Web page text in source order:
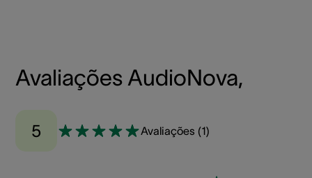
Avaliações AudioNova,
5 Avaliações (1)